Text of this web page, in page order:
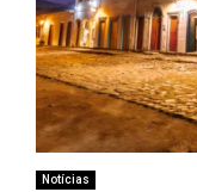
Notícias